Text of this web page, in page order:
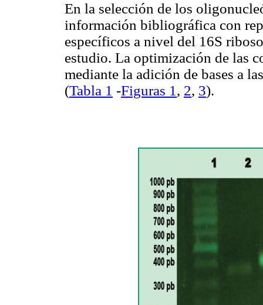
En la selección de los
información bibliográfica con
específicos a nivel del 16S
estudio. La optimización de las
mediante la adición de bases a
(Tabla 1 -Figuras 1 , 2, 3).